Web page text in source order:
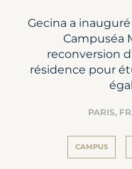
Gecina a
Campuséa
reconversion
résidence pour
PARIS,
CAMPUS